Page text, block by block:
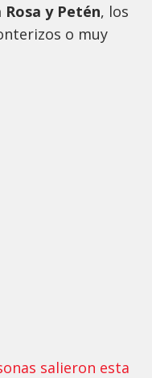
y Petén, los
o muy
salieron esta